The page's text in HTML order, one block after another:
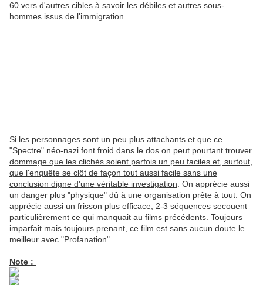
60 vers d'autres cibles à savoir les débiles et autres sous-
hommes issus de l'immigration.
Si les personnages sont un peu plus attachants et que ce
"Spectre" néo-nazi font froid dans le dos on peut pourtant trouver
dommage que les clichés soient parfois un peu faciles et, surtout,
que l'enquête se clôt de façon tout aussi facile sans une
conclusion digne d'une véritable investigation . On apprécie aussi
un danger plus "physique" dû à une organisation prête à tout. On
apprécie aussi un frisson plus efficace, 2-3 séquences secouent
particulièrement ce qui manquait au films précédents. Toujours
imparfait mais toujours prenant, ce film est sans aucun doute le
meilleur avec "Profanation".
Note :